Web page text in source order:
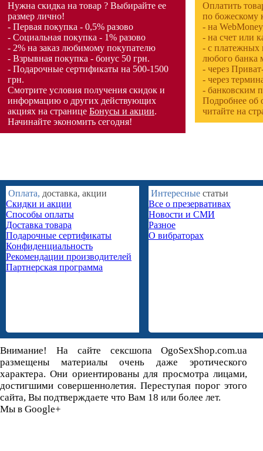
Нужна скидка на товар ? Выбирайте ее
размер лично!
- Первая покупка - 0,5% разово
- Социальная покупка - 1% разово
- 2% на заказ любимому покупателю
- Взрывная покупка - бонус 50 грн.
- Подарочные сертификаты на 500-1500
грн.
Смотрите условия получения скидок и
информацию о других действующих
акциях на странице Бонусы и акции.
Начинайте экономить сегодня!
Оплатить
по божескому
- на
- на счет или
- с платежных
любого банка
- через
- через
- банковским
Подробнее об
читайте на
Оплата, доставка, акции
Скидки и акции
Способы оплаты
Доставка товара
Подарочные сертификаты
Конфиденциальность
Рекомендации производителей
Партнерская программа
Интересные статьи
Все о презервативах
Новости и СМИ
Разное
О вибраторах
Внимание! На сайте сексшопа OgoSexShop.com.ua
размещены материалы очень даже эротического
характера. Они ориентированы для просмотра лицами,
достигшими совершеннолетия. Переступая порог этого
сайта, Вы подтверждаете что Вам 18 или более лет.
Мы в Google+